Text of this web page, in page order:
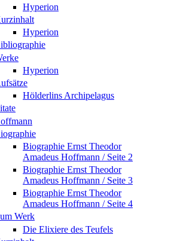
Hyperion
Hyperion
Hyperion
Hölderlins Archipelagus
Biographie Ernst Theodor
Amadeus Hoffmann / Seite 2
Biographie Ernst Theodor
Amadeus Hoffmann / Seite 3
Biographie Ernst Theodor
Amadeus Hoffmann / Seite 4
Werk
Die Elixiere des Teufels